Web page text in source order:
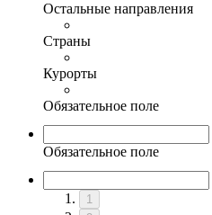
Остальные направления
Страны
Курорты
Обязательное поле
Обязательное поле
1